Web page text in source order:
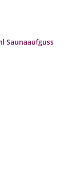
Saunaaufguss